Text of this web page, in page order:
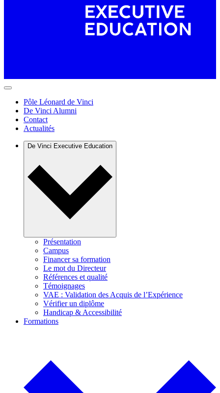
Pôle Léonard de Vinci
De Vinci Alumni
Contact
Actualités
De Vinci Executive Education
Présentation
Campus
Financer sa formation
Le mot du Directeur
Références et qualité
Témoignages
VAE : Validation des Acquis de l’Expérience
Vérifier un diplôme
Handicap & Accessibilité
Formations